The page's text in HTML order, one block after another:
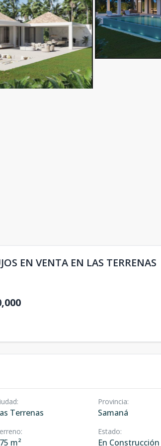
EN VENTA EN LAS TERRENAS
:
Terrenas
Provincia:
Samaná
:
m²
Estado:
En Construcción